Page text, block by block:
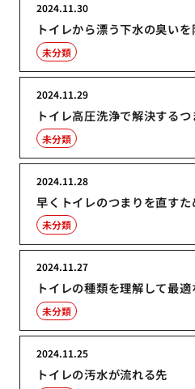
トイレから漂う下水の臭い
2024.11.30
未分類
トイレ高圧洗浄で解決する
2024.11.29
未分類
早くトイレのつまりを直すた
2024.11.28
未分類
トイレの種類を理解して最
2024.11.27
未分類
トイレの汚水が流れる先
2024.11.25